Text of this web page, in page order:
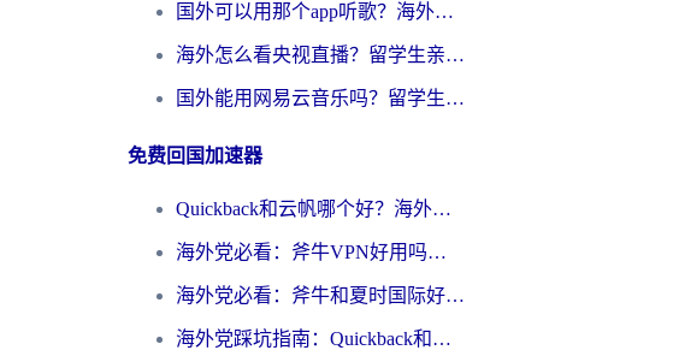
国外可以用那个app听歌？海外党亲测有效的回国加速方案，轻松听国内音乐听书
海外怎么看央视直播？留学生亲测：3步解决版权限制+追剧自由
国外能用网易云音乐吗？留学生亲测：3步解决海外听歌难题
免费回国加速器
Quickback和云帆哪个好？海外党2026亲测指南：选对加速器大陆工具，无缝刷国内剧玩国服
海外党必看：斧牛VPN好用吗？和GoLinkVPN对比哪个回国效果更好？
海外党必看：斧牛和夏时国际好用吗？3步选对回国加速器，无缝刷国内资源
海外党踩坑指南：Quickback和归雁好用吗？选对加速器才能无缝刷国内资源